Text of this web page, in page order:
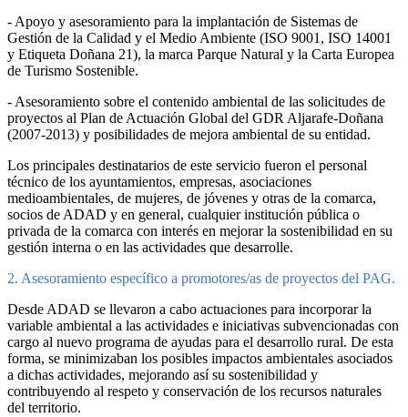
- Apoyo y asesoramiento para la implantación de Sistemas de
Gestión de la Calidad y el Medio Ambiente (ISO 9001, ISO 14001
y Etiqueta Doñana 21), la marca Parque Natural y la Carta Europea
de Turismo Sostenible.
- Asesoramiento sobre el contenido ambiental de las solicitudes de
proyectos al Plan de Actuación Global del GDR Aljarafe-Doñana
(2007-2013) y posibilidades de mejora ambiental de su entidad.
Los principales destinatarios de este servicio fueron el personal
técnico de los ayuntamientos, empresas, asociaciones
medioambientales, de mujeres, de jóvenes y otras de la comarca,
socios de ADAD y en general, cualquier institución pública o
privada de la comarca con interés en mejorar la sostenibilidad en su
gestión interna o en las actividades que desarrolle.
2. Asesoramiento específico a promotores/as de proyectos del PAG.
Desde ADAD se llevaron a cabo actuaciones para incorporar la
variable ambiental a las actividades e iniciativas subvencionadas con
cargo al nuevo programa de ayudas para el desarrollo rural. De esta
forma, se minimizaban los posibles impactos ambientales asociados
a dichas actividades, mejorando así su sostenibilidad y
contribuyendo al respeto y conservación de los recursos naturales
del territorio.